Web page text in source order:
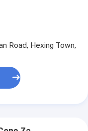
Road, Hexing Town,